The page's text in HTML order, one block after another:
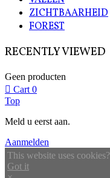
ZICHTBAARHEID
FOREST
RECENTLY VIEWED
Geen producten
Cart 0
Top
Meld u eerst aan.
Aanmelden
This website uses cookies?
Got it